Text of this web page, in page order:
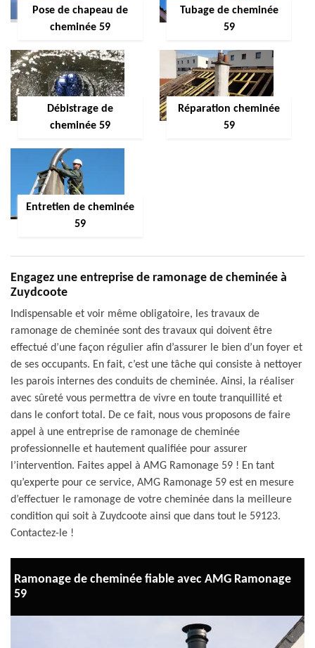
Pose de chapeau de
cheminée 59
Tubage de cheminée
59
Débistrage de
cheminée 59
Réparation cheminée
59
Entretien de cheminée
59
Engagez une entreprise de ramonage de cheminée à
Zuydcoote
Indispensable et voir même obligatoire, les travaux de
ramonage de cheminée sont des travaux qui doivent être
effectué d’une façon régulier afin d’assurer le bien d’un foyer et
de ses occupants. En fait, c’est une tâche qui consiste à nettoyer
les parois internes des conduits de cheminée. Ainsi, la réaliser
avec sûreté vous permettra de vivre en toute tranquillité et
dans le confort total. De ce fait, nous vous proposons de faire
appel à une entreprise de ramonage de cheminée
professionnelle et hautement qualifiée pour assurer
l’intervention. Faites appel à AMG Ramonage 59 ! En tant
qu’experte pour ce service, AMG Ramonage 59 est en mesure
d’effectuer le ramonage de votre cheminée dans la meilleure
condition qui soit à Zuydcoote ainsi que dans tout le 59123.
Contactez-le !
Ramonage de cheminée fiable avec AMG Ramonage
59